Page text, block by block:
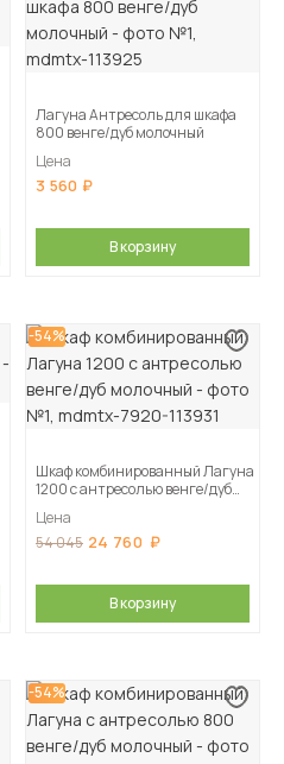
Лагуна Антресоль для шкафа
800 венге/дуб молочный
Цена
3 560
В корзину
-54%
Шкаф комбинированный Лагуна
1200 с антресолью венге/дуб
Цена
54 045 24 760
В корзину
-54%